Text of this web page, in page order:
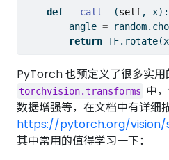
def __call__ (self, x):
        angle
=
return
PyTorch 也预定义了很多实
torchvision.transforms 中
数据增强等，在文档中有详细
https://pytorch.org/
其中常用的值得学习一下：